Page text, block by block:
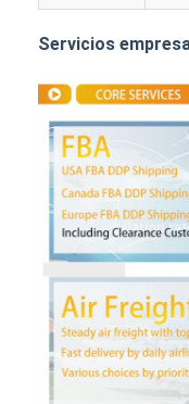
Visita a la fábrica
Control de Calidad
Contacto
Carga
Servicios